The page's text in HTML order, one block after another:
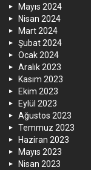
Mayıs 2024
Nisan 2024
Mart 2024
Şubat 2024
Ocak 2024
Aralık 2023
Kasım 2023
Ekim 2023
Eylül 2023
Ağustos 2023
Temmuz 2023
Haziran 2023
Mayıs 2023
Nisan 2023